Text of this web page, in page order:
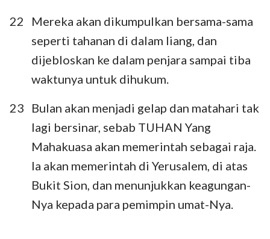
22
Mereka akan dikumpulkan bersama-sama
seperti tahanan di dalam liang, dan
dijebloskan ke dalam penjara sampai tiba
waktunya untuk dihukum.
23
Bulan akan menjadi gelap dan matahari tak
lagi bersinar, sebab TUHAN Yang
Mahakuasa akan memerintah sebagai raja.
Ia akan memerintah di Yerusalem, di atas
Bukit Sion, dan menunjukkan keagungan-
Nya kepada para pemimpin umat-Nya.